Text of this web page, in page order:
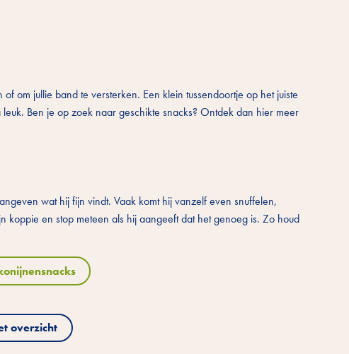
om jullie band te versterken. Een klein tussendoortje op het juiste
Ben je op zoek naar geschikte snacks? Ontdek dan hier meer
wat hij fijn vindt. Vaak komt hij vanzelf even snuffelen,
en stop meteen als hij aangeeft dat het genoeg is. Zo houd
overzicht